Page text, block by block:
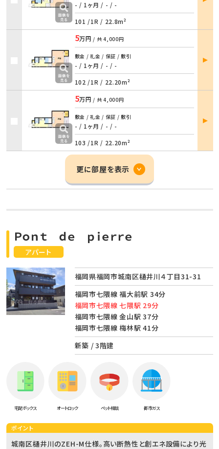
- / 1ヶ月 / - / -
101 /1R / 22.8m²
詳細
5万円 / 共4,000円
敷金 / 礼金 / 保証 / 敷引
- / 1ヶ月 / - / -
102 /1R / 22.20m²
部屋
詳細
5万円 / 共4,000円
敷金 / 礼金 / 保証 / 敷引
- / 1ヶ月 / - / -
103 /1R / 22.20m²
部屋
詳細
更に部屋を表示
アパート
Ｐｏｎｔ ｄｅ ｐｉｅｒｒｅ
福岡県福岡市城南区樋井川４丁目31-31
福岡市七隈線 福大前駅 34分
福岡市七隈線 七隈駅 29分
福岡市七隈線 金山駅 37分
福岡市七隈線 梅林駅 41分
新築 / 3階建
宅配ボックス オートロック ペット相談 都市ガス
ポイント
城南区樋井川のZEH-M仕様。高い断熱性と創エネ設備により光